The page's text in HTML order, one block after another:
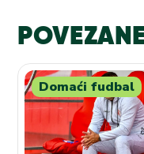
Domaći fudbal